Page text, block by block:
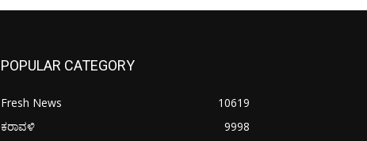
POPULAR CATEGORY
Fresh News
10619
ಕರಾವಳಿ
9998